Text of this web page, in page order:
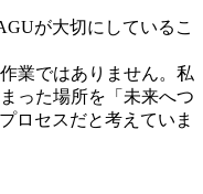
が大切にしているこ
業ではありません。私
った場所を「未来へつ
ロセスだと考えていま